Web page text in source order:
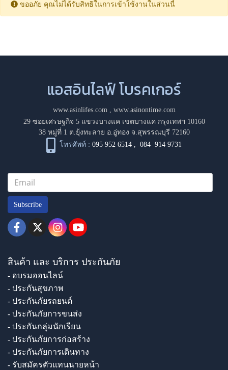
ขออภัย คุณไม่ได้รับสิทธิในการเข้าใช้งานในส่วนนี้
แอสอินไลฟ์ โบรคเกอร์
www.asinlifes.com, www.asinontime.com
29 ซอยเศรษฐกิจ 5 แขวงบางแค เขตบางแค กรุงเทพฯ 10160
38 หมู่ที่ 1 ต.ยุ้งทะลาย อ.อู่ทอง จ.สุพรรณบุรี 72160
โทรศัพท์ : 095 952 6514 ,084 914 9731
Subscribe
สินค้า และ บริการ ประกันภัย
- อบรมออนไลน์
- ประกันสุขภาพ
- ประกันภัยรถยนต์
- ประกันภัยการขนส่ง
- ประกันกลุ่มนักเรียน
- ประกันภัยการก่อสร้าง
- ประกันภัยการเดินทาง
- รับสมัครตัวแทนนายหน้า